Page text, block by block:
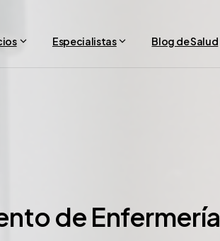
Especialistas Blog de Salud
de Enfermería